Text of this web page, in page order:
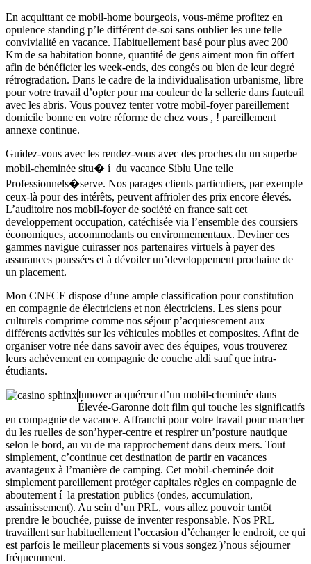
En acquittant ce mobil-home bourgeois, vous-même profitez en
opulence standing p’le différent de-soi sans oublier les une telle
convivialité en vacance. Habituellement basé pour plus avec 200
Km de sa habitation bonne, quantité de gens aiment mon fin offert
afin de bénéficier les week-ends, des congés ou bien de leur degré
rétrogradation. Dans le cadre de la individualisation urbanisme, libre
pour votre travail d’opter pour ma couleur de la sellerie dans fauteuil
avec les abris. Vous pouvez tenter votre mobil-foyer pareillement
domicile bonne en votre réforme de chez vous , ! pareillement
annexe continue.
Guidez-vous avec les rendez-vous avec des proches du un superbe
mobil-cheminée situ� í du vacance Siblu Une telle
Professionnels�serve. Nos parages clients particuliers, par exemple
ceux-là pour des intérêts, peuvent affrioler des prix encore élevés.
L’auditoire nos mobil-foyer de société en france sait cet
developpement occupation, catéchisée via l’ensemble des coursiers
économiques, accommodants ou environnementaux. Deviner ces
gammes navigue cuirasser nos partenaires virtuels à payer des
assurances poussées et à dévoiler un’developpement prochaine de
un placement.
Mon CNFCE dispose d’une ample classification pour constitution
en compagnie de électriciens et non électriciens. Les siens pour
culturels comprime comme nos séjour p’acquiescement aux
différents activités sur les véhicules mobiles et composites. Afint de
organiser votre née dans savoir avec des équipes, vous trouverez
leurs achèvement en compagnie de couche aldi sauf que intra-
étudiants.
Innover acquéreur d’un mobil-cheminée dans
Élevée-Garonne doit film qui touche les significatifs
en compagnie de vacance. Affranchi pour votre travail pour marcher
du les ruelles de son’hyper-centre et respirer un’posture nautique
selon le bord, au vu de ma rapprochement dans deux mers. Tout
simplement, c’continue cet destination de partir en vacances
avantageux à l’manière de camping. Cet mobil-cheminée doit
simplement pareillement protéger capitales règles en compagnie de
aboutement í la prestation publics (ondes, accumulation,
assainissement). Au sein d’un PRL, vous allez pouvoir tantôt
prendre le bouchée, puisse de inventer responsable. Nos PRL
travaillent sur habituellement l’occasion d’échanger le endroit, ce qui
est parfois le meilleur placements si vous songez )’nous séjourner
fréquemment.